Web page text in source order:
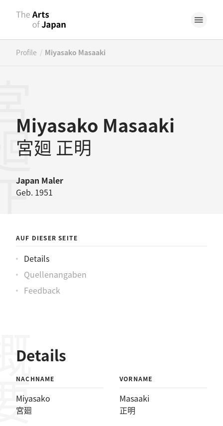
Profile / Miyasako Masaaki
Miyasako Masaaki
宮廻 正明
Japan Maler
Geb. 1951
明
AUF DIESER SEITE
Details
Quellenangaben
Feedback
Details
NACHNAME
Miyasako
宮廻
VORNAME
Masaaki
正明